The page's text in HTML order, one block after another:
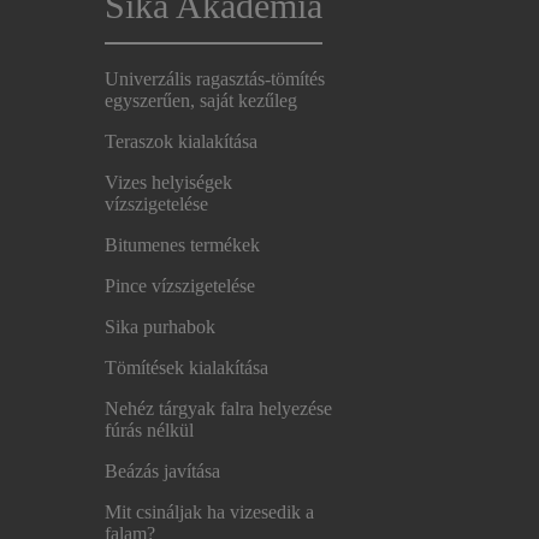
Univerzális ragasztás-tömítés
egyszerűen, saját kezűleg
Teraszok kialakítása
Vizes helyiségek
vízszigetelése
Bitumenes termékek
Pince vízszigetelése
Sika purhabok
Tömítések kialakítása
Nehéz tárgyak falra helyezése
fúrás nélkül
Beázás javítása
Mit csináljak ha vizesedik a
falam?